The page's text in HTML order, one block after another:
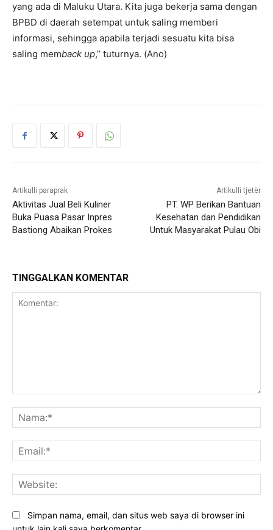
yang ada di Maluku Utara. Kita juga bekerja sama dengan
BPBD di daerah setempat untuk saling memberi
informasi, sehingga apabila terjadi sesuatu kita bisa
saling memback up,” tuturnya. (Ano)
Artikulli paraprak
Aktivitas Jual Beli Kuliner
Buka Puasa Pasar Inpres
Bastiong Abaikan Prokes
Artikulli tjetër
PT. WP Berikan Bantuan
Kesehatan dan Pendidikan
Untuk Masyarakat Pulau Obi
TINGGALKAN KOMENTAR
Simpan nama, email, dan situs web saya di browser ini